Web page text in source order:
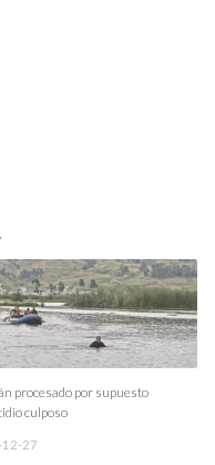
procesado por supuesto
culposo
27